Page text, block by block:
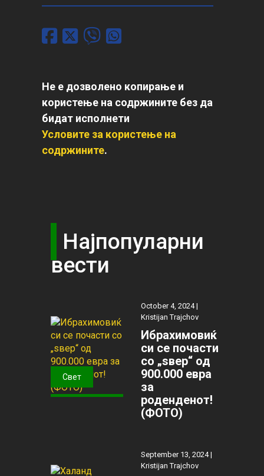
Не е дозволено копирање и
користење на содржините без да
бидат исполнети
Условите за користење на
содржините.
Најпопуларни
вести
Свет
October 4, 2024 |
Kristijan Trajchov
Ибрахимовиќ
си се почасти
со „ѕвер“ од
900.000 евра
за
роденденот!
(ФОТО)
September 13, 2024 |
Kristijan Trajchov